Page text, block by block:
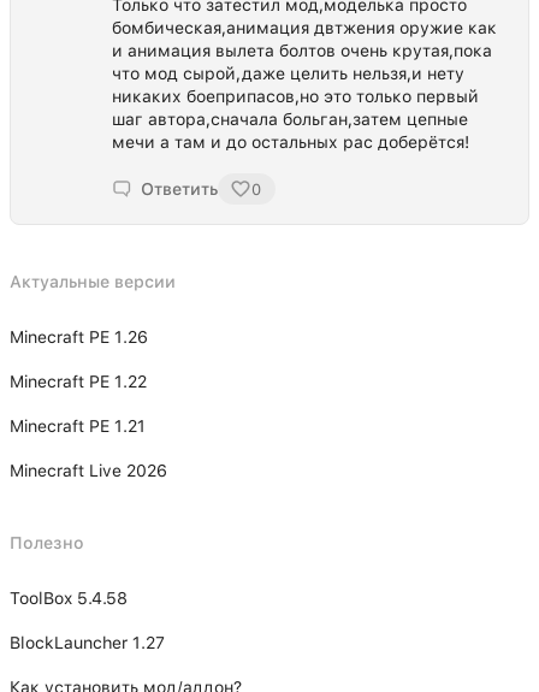
Только что затестил мод,моделька просто
бомбическая,анимация двтжения оружие как
и анимация вылета болтов очень крутая,пока
что мод сырой,даже целить нельзя,и нету
никаких боеприпасов,но это только первый
шаг автора,сначала больган,затем цепные
мечи а там и до остальных рас доберётся!
Ответить 0
Актуальные версии
Minecraft PE 1.26
Minecraft PE 1.22
Minecraft PE 1.21
Minecraft Live 2026
Полезно
ToolBox 5.4.58
BlockLauncher 1.27
Как установить мод/аддон?